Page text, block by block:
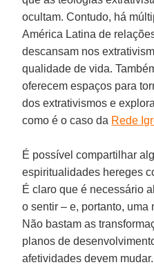
ocultam. Contudo, há
América Latina de
descansam nos
qualidade de vida.
oferecem espaços para
dos extrativismos e
como é o caso da Rede
É possível compartilhar
espiritualidades hereges
É claro que é necessário
o sentir – e, portanto, uma
Não bastam as
planos de
afetividades devem mudar.